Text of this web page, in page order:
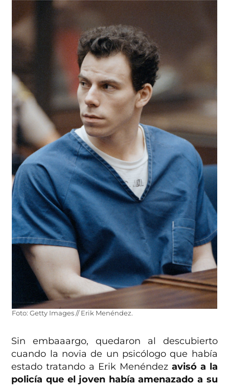
Foto: Getty Images // Erik Menéndez.
Sin embaaargo, quedaron al descubierto
cuando la novia de un psicólogo que había
estado tratando a Erik Menéndezavisó a la
policía que el joven había amenazado a su